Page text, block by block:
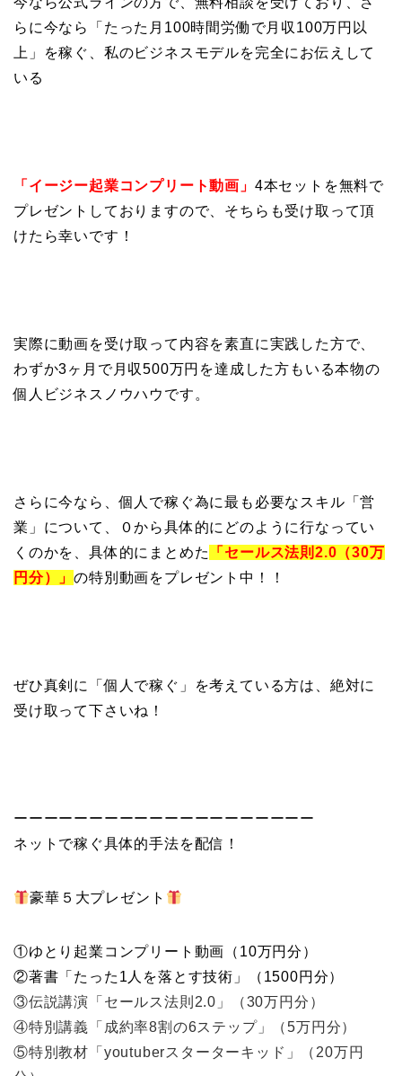
らに今なら「たった月100時間労働で月収100万円以
上」を稼ぐ、私のビジネスモデルを完全にお伝えして
いる
「イージー起業コンプリート動画」 4本セットを無料で
プレゼントしておりますので、そちらも受け取って頂
けたら幸いです！
実際に動画を受け取って内容を素直に実践した方で、
わずか3ヶ月で月収500万円を達成した方もいる本物の
個人ビジネスノウハウです。
さらに今なら、個人で稼ぐ為に最も必要なスキル「営
業」について、０から具体的にどのように行なってい
くのかを、具体的にまとめた
「セールス法則2.0（30万
円分）」の特別動画をプレゼント中！！
ぜひ真剣に「個人で稼ぐ」を考えている方は、絶対に
受け取って下さいね！
ーーーーーーーーーーーーーーーーーーーー
ネットで稼ぐ具体的手法を配信！
豪華５大プレゼント
①ゆとり起業コンプリート動画（10万円分）
②著書「たった1人を落とす技術」（1500円分）
③伝説講演「セールス法則2.0」（30万円分）
④特別講義「成約率8割の6ステップ」（5万円分）
⑤特別教材「youtuberスターターキッド」（20万円